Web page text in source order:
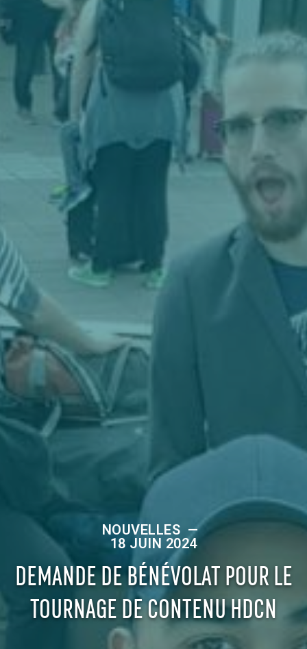
NOUVELLES —
18 JUIN 2024
DEMANDE DE BÉNÉVOLAT POUR LE
TOURNAGE DE CONTENU HDCN